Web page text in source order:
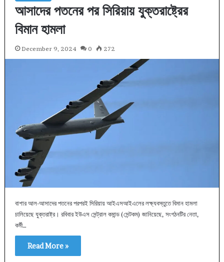
আসাদের পতনের পর সিরিয়ায় যুক্তরাষ্ট্রের
বিমান হামলা
December 9, 2024 0 272
বাশার আল-আসাদের পতনের পরপরই সিরিয়ায় আইএসআইএলের লক্ষ্যবস্তুতে বিমান হামলা
চালিয়েছে যুক্তরাষ্ট্র। রবিবার ইউএস সেন্ট্রাল কমান্ড (সেন্টকম) জানিয়েছে, সংগঠনটির নেতা,
কর্মী…
Read More »